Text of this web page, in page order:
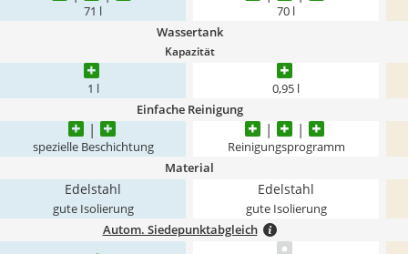
71 l 70 l
Wassertank
Kapazität
1 l 0,95 l
Einfache Reinigung
spezielle Beschichtung Reinigungsprogramm
Material
Edelstahl
gute Isolierung
Edelstahl
gute Isolierung
Autom. Siedepunktabgleich